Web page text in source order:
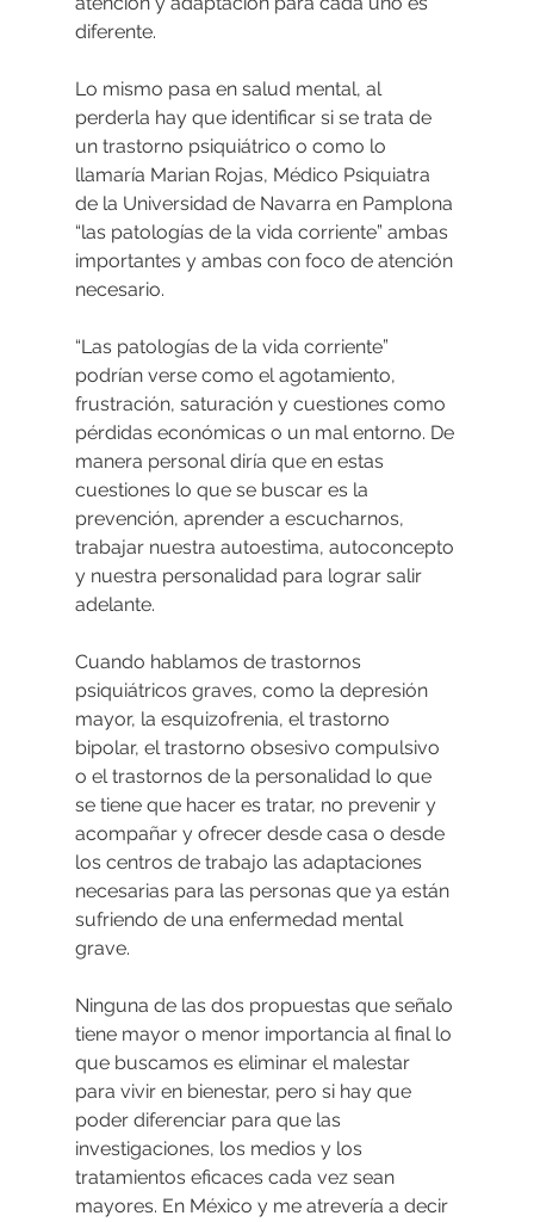
diferente.
Lo mismo pasa en salud mental, al
perderla hay que identificar si se trata de
un trastorno psiquiátrico o como lo
llamaría Marian Rojas, Médico Psiquiatra
de la Universidad de Navarra en Pamplona
“las patologías de la vida corriente” ambas
importantes y ambas con foco de atención
necesario.
“Las patologías de la vida corriente”
podrían verse como el agotamiento,
frustración, saturación y cuestiones como
pérdidas económicas o un mal entorno. De
manera personal diría que en estas
cuestiones lo que se buscar es la
prevención, aprender a escucharnos,
trabajar nuestra autoestima, autoconcepto
y nuestra personalidad para lograr salir
adelante.
Cuando hablamos de trastornos
psiquiátricos graves, como la depresión
mayor, la esquizofrenia, el trastorno
bipolar, el trastorno obsesivo compulsivo
o el trastornos de la personalidad lo que
se tiene que hacer es tratar, no prevenir y
acompañar y ofrecer desde casa o desde
los centros de trabajo las adaptaciones
necesarias para las personas que ya están
sufriendo de una enfermedad mental
grave.
Ninguna de las dos propuestas que señalo
tiene mayor o menor importancia al final lo
que buscamos es eliminar el malestar
para vivir en bienestar, pero si hay que
poder diferenciar para que las
investigaciones, los medios y los
tratamientos eficaces cada vez sean
mayores. En México y me atrevería a decir